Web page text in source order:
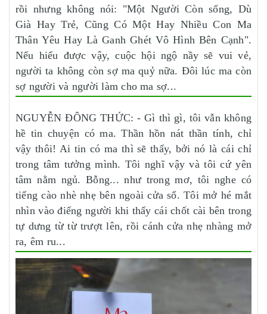
rồi nhưng không nói: "Một Người Còn sống, Dù
Già Hay Trẻ, Cũng Có Một Hay Nhiều Con Ma
Thân Yêu Hay Là Ganh Ghét Vô Hình Bên Cạnh".
Nếu hiểu được vậy, cuộc hội ngộ nầy sẽ vui vẻ,
người ta không còn sợ ma quỷ nữa. Đôi lúc ma còn
sợ người và người làm cho ma sợ...
NGUYỄN ĐÔNG THỨC: - Gì thì gì, tôi vẫn không
hề tin chuyện có ma. Thần hồn nát thần tính, chỉ
vậy thôi! Ai tin có ma thì sẽ thấy, bởi nó là cái chỉ
trong tâm tưởng mình. Tôi nghĩ vậy và tôi cứ yên
tâm nằm ngủ. Bỗng... như trong mơ, tôi nghe có
tiếng cào nhè nhẹ bên ngoài cửa sổ. Tôi mở hé mắt
nhìn vào điếng người khi thấy cái chốt cài bên trong
tự dưng từ từ trượt lên, rồi cánh cửa nhẹ nhàng mở
ra, êm ru...